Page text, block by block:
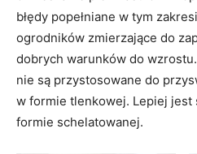
błędy popełniane w tym
ogrodników zmierzające do
dobrych warunków do
nie są przystosowane do
w formie tlenkowej. Lepiej
formie schelatowanej.